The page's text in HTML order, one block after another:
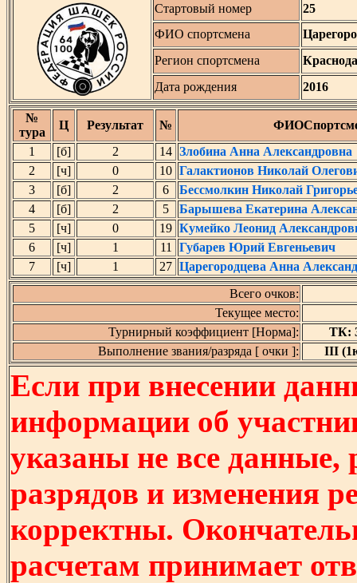
Стартовый номер
25
ФИО спортсмена
Регион спортсмена
Дата рождения
2016
№
тура
Ц Результат №
1
[б] 2 14 Злобина Анна Александровна
2
[ч] 0 10 Галактионов Николай
3
[б] 2 6
Бессмолкин Николай
4
[б] 2 5
Барышева Екатерина
5
[ч] 0 19 Кумейко Леонид
6
[ч] 1 11
Губарев Юрий Евгеньевич
7
[ч] 1 27 Царегородцева Анна
Всего очков:
Текущее место:
Турнирный коэффициент [Норма]:
ТК:
Выполнение звания/разряда [ очки ]:
III
Если при внесении
информации об
указаны не все
разрядов и изменения
корректны.
расчетам принимает